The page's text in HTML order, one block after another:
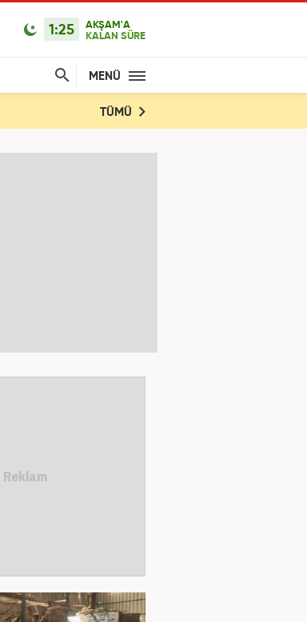
1:25
AKŞAM'A
KALAN SÜRE
MENÜ
TÜMÜ